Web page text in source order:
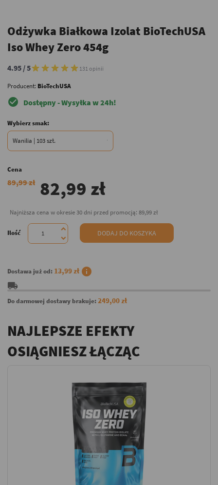
Odżywka Białkowa Izolat BioTechUSA
Iso Whey Zero 454g
4.95 / 5 131 opinii
Producent: BioTechUSA
check_circle Dostępny - Wysyłka w 24h!
Wybierz smak:
Cena
89,99 zł 82,99 zł
Najniższa cena w okresie 30 dni przed promocją: 89,99 zł
Ilość DODAJ DO KOSZYKA
Dostawa już od: 13,99 zł info
local_shipping
Do darmowej dostawy brakuje:249,00 zł
NAJLEPSZE EFEKTY
OSIĄGNIESZ ŁĄCZĄC